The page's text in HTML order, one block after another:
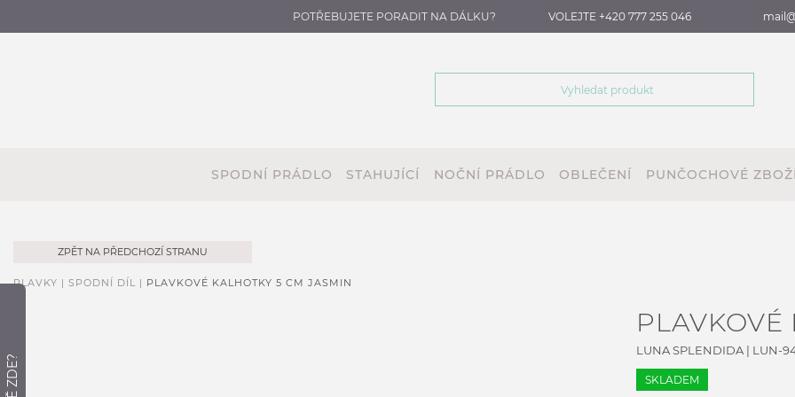
POTŘEBUJETE PORADIT NA DÁLKU? VOLEJTE +420 777 255 046
SPODNÍ PRÁDLO STAHUJÍCÍ NOČNÍ PRÁDLO OBLEČENÍ PUNČOCHOVÉ
ZPĚT NA PŘEDCHOZÍ STRANU
PLAVKY | SPODNÍ DÍL | PLAVKOVÉ KALHOTKY 5 CM JASMIN
LUNA SPLENDIDA | LUN-
SKLADEM